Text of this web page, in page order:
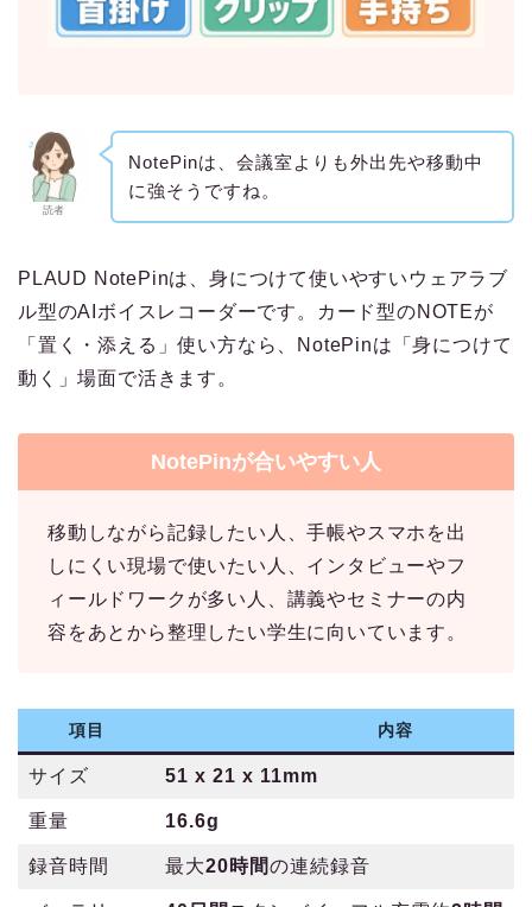
読者
NotePinは、会議室よりも外出先や移動中
に強そうですね。
PLAUD NotePinは、身につけて使いやすいウェアラブ
ル型のAIボイスレコーダーです。カード型のNOTEが
「置く・添える」使い方なら、NotePinは「身につけて
動く」場面で活きます。
NotePinが合いやすい人
移動しながら記録したい人、手帳やスマホを出
しにくい現場で使いたい人、インタビューやフ
ィールドワークが多い人、講義やセミナーの内
容をあとから整理したい学生に向いています。
項目 内容
サイズ 51 x 21 x 11mm
重量 16.6g
録音時間 最大20時間の連続録音